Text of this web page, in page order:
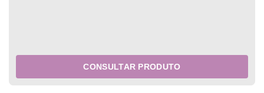
CONSULTAR PRODUTO